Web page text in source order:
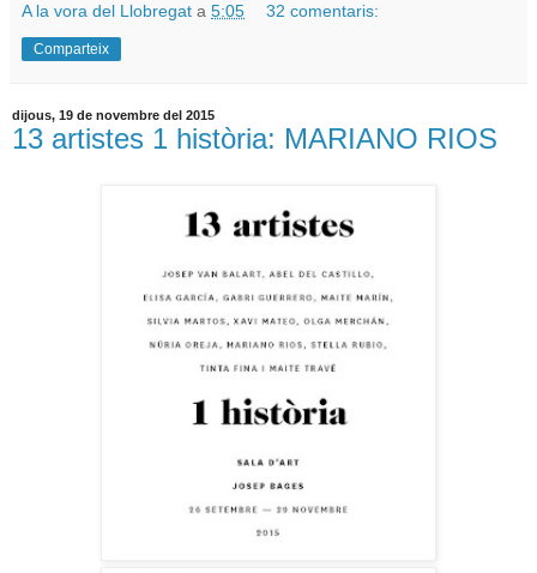
A la vora del Llobregat a 5:05 32 comentaris:
Comparteix
dijous, 19 de novembre del 2015
13 artistes 1 història: MARIANO RIOS